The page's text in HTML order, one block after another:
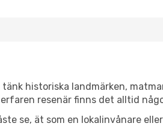
historiska landmärken,
resenär finns det alltid
se, ät som en lokalinvånare